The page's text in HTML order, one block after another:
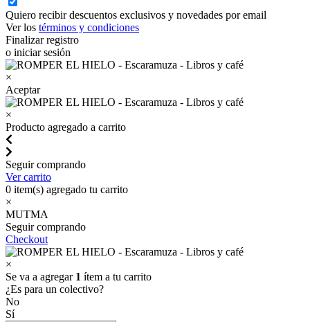
Quiero recibir descuentos exclusivos y novedades por email
Ver los términos y condiciones
Finalizar registro
o iniciar sesión
×
Aceptar
×
Producto agregado a carrito
Seguir comprando
Ver carrito
0 item(s) agregado tu carrito
×
MUTMA
Seguir comprando
Checkout
×
Se va a agregar 1 ítem a tu carrito
¿Es para un colectivo?
No
Sí